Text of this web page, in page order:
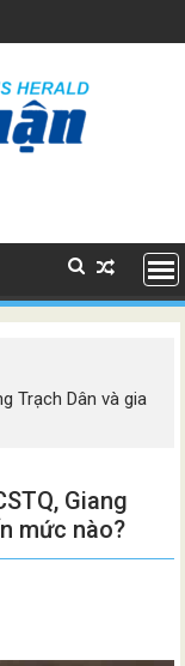
Trạch Dân và gia
Giang
mức nào?